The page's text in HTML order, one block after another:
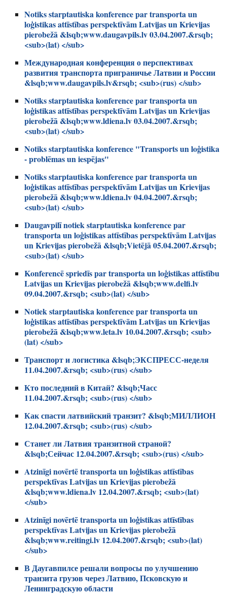
Notiks starptautiska konference par transporta un
loģistikas attīstības perspektīvām Latvijas un Krievijas
pierobežā &lsqb;www.daugavpils.lv 03.04.2007.&rsqb;
<sub>(lat) </sub>
Международная конференция о перспективах
развития транспорта приграничье Латвии и России
&lsqb;www.daugavpils.lv&rsqb; <sub>(rus) </sub>
Notiks starptautiska konference par transporta un
loģistikas attīstības perspektīvām Latvijas un Krievijas
pierobežā &lsqb;www.ldiena.lv 03.04.2007.&rsqb;
<sub>(lat) </sub>
Notiks starptautiska konference "Transports un loģistika
- problēmas un iespējas"
Notiks starptautiska konference par transporta un
loģistikas attīstības perspektīvām Latvijas un Krievijas
pierobežā &lsqb;www.ldiena.lv 04.04.2007.&rsqb;
<sub>(lat) </sub>
Daugavpilī notiek starptautiska konference par
transporta un loģistikas attīstības perspektīvām Latvijas
un Krievijas pierobežā &lsqb;Vietējā 05.04.2007.&rsqb;
<sub>(lat) </sub>
Konferencē spriedīs par transporta un loģistikas attīstību
Latvijas un Krievijas pierobežā &lsqb;www.delfi.lv
09.04.2007.&rsqb; <sub>(lat) </sub>
Notiek starptautiska konference par transporta un
loģistikas attīstības perspektīvām Latvijas un Krievijas
pierobežā &lsqb;www.leta.lv 10.04.2007.&rsqb; <sub>
(lat) </sub>
Транспорт и логистика &lsqb;ЭКСПРЕСС-неделя
11.04.2007.&rsqb; <sub>(rus) </sub>
Кто последний в Китай? &lsqb;Часс
11.04.2007.&rsqb; <sub>(rus) </sub>
Как спасти латвийский транзит? &lsqb;МИЛЛИОН
12.04.2007.&rsqb; <sub>(rus) </sub>
Станет ли Латвия транзитной страной?
&lsqb;Сейчас 12.04.2007.&rsqb; <sub>(rus) </sub>
Atzinīgi novērtē transporta un loģistikas attīstības
perspektīvas Latvijas un Krievijas pierobežā
&lsqb;www.ldiena.lv 12.04.2007.&rsqb; <sub>(lat)
</sub>
Atzinīgi novērtē transporta un loģistikas attīstības
perspektīvas Latvijas un Krievijas pierobežā
&lsqb;www.reitingi.lv 12.04.2007.&rsqb; <sub>(lat)
</sub>
В Даугавпилсе решали вопросы по улучшению
транзита грузов через Латвию, Псковскую и
Ленинградскую области